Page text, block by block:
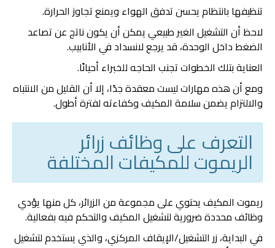
تنظيفها بانتظام يحسن تدفق الهواء ويمنع تجاوز الحرارة.
لاحظ أن التشغيل الغير طبيعي يمكن أن يكون ناتج عن تصاعد
الضغط داخل الوحدة، قد يرجع لانسداد في الأنابيب.
العناية بتلك الخطوات تجنب الحاجه للخبراء أحيانًا.
ومع أن هذه مهارات ليست معقدة جدًا، إلا أن القليل من الانتباه
والالتزام يضمن سلامة المكيف وكفاءته لفترة أطول.
التعرف على وظائف زرائر
الريموت للمكيفات المختلفة
ريموت المكيف يحتوي على مجموعة من الزرائر، كل منها يؤدي
وظائف محددة ضرورية لتشغيل المكيف والتحكم فيه بفعالية.
في البداية، زر التشغيل/الإيقاف المركزي، والذي يستخدم لتشغيل